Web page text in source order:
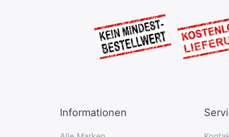
Informationen